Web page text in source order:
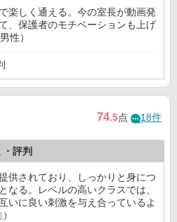
楽しく通える。今の室長が動画発
、保護者のモチベーションも上げ
性）
74.5点 18件
評判
供されており、しっかりと身につ
なる。レベルの高いクラスでは、
いに良い刺激を与え合っているよ